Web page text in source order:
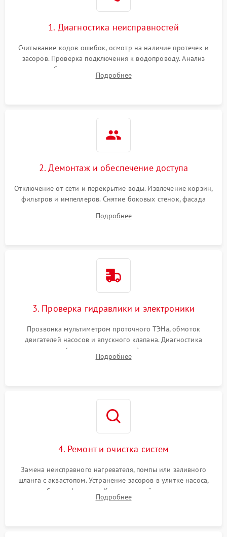
1. Диагностика неисправностей
Считывание кодов ошибок, осмотр на наличие протечек и
засоров. Проверка подключения к водопроводу. Анализ
жалоб на отсутствие слива, нагрева, вращения
разбрызгивателей или срабатывание системы защиты
Подробнее
2. Демонтаж и обеспечение доступа
Отключение от сети и перекрытие воды. Извлечение корзин,
фильтров и импеллеров. Снятие боковых стенок, фасада
циркуляционному насосу, ТЭНу и сливной помпе.
Подробнее
3. Проверка гидравлики и электроники
Прозвонка мультиметром проточного ТЭНа, обмоток
двигателей насосов и впускного клапана. Диагностика
прессостата (датчика уровня воды), датчика мутности,
концевика дверцы и электронного модуля управления.
Подробнее
4. Ремонт и очистка систем
Замена неисправного нагревателя, помпы или заливного
шланга с аквастопом. Устранение засоров в улитке насоса,
патрубках и фильтрах. Компонентный ремонт платы
управления, восстановление поврежденной проводки.
Подробнее